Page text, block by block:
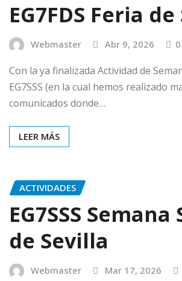
EG7FDS Feria
Webmaster Abr 9, 2026 0
Con la ya finalizada Actividad de
EG7SSS (en la cual hemos realizado
comunicados donde…
LEER MÁS
ACTIVIDADES
EG7SSS Semana
de Sevilla
Webmaster Mar 17, 2026